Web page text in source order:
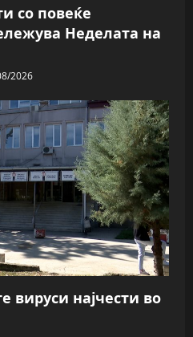
со повеќе
Неделата на
2026
вируси најчести во